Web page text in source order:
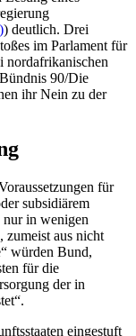
) deutlich. Drei
im Parlament für
nordafrikanischen
90/Die
ihr Nein zu der
für
subsidiärem
nur in wenigen
zumeist aus nicht
würden Bund,
für die
der in
eingestuft